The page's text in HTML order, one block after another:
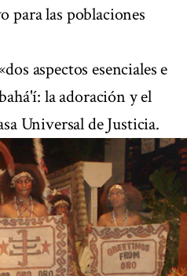
para las poblaciones
aspectos esenciales e
la adoración y el
Universal de Justicia.